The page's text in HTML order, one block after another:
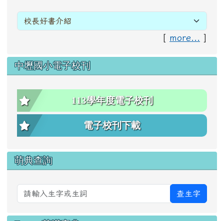
[ more... ]
中壢國小電子校刊
113學年度電子校刊
電子校刊下載
萌典查詢
查生字